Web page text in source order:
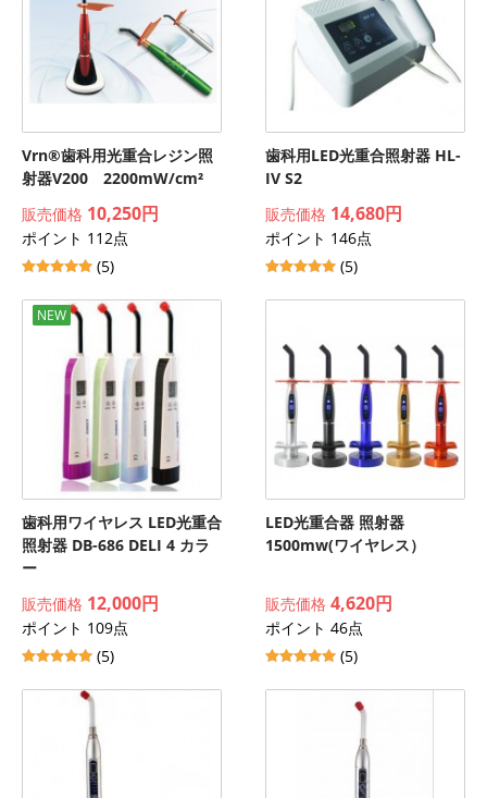
Vrn®歯科用光重合レジン照
射器V200 2200mW/cm²
販売価格 10,250円
ポイント 112点
(5)
歯科用LED光重合照射器 HL-
IV S2
販売価格 14,680円
ポイント 146点
(5)
NEW
歯科用ワイヤレス LED光重合
照射器 DB-686 DELI 4 カラ
ー
販売価格 12,000円
ポイント 109点
(5)
LED光重合器 照射器
1500mw(ワイヤレス）
販売価格 4,620円
ポイント 46点
(5)